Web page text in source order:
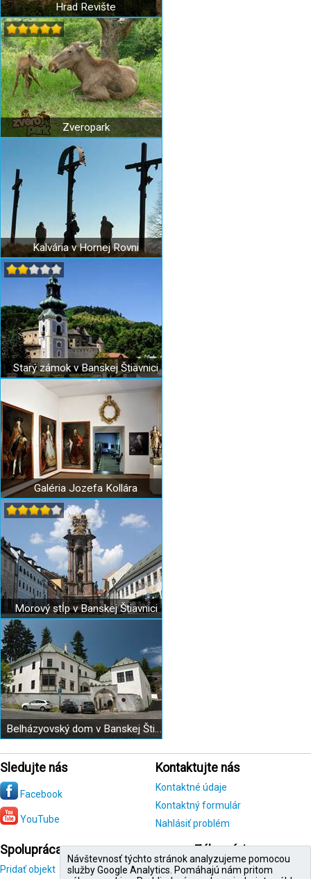
Hrad Revište
Zveropark
Kalvária v Hornej Rovni
Starý zámok v Banskej Štiavnici
Galéria Jozefa Kollára
Morový stĺp v Banskej Štiavnici
Belházyovský dom v Banskej Štiavnici
Sledujte nás
Facebook
YouTube
Kontaktujte nás
Kontaktné údaje
Kontaktný formulár
Nahlásiť problém
Spolupráca
Pridať objekt
Zákazníci
Registrácia
Návštevnosť týchto stránok analyzujeme pomocou
služby Google Analytics. Pomáhajú nám pritom